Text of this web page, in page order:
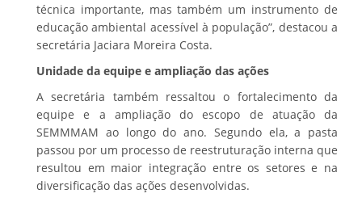
técnica importante, mas também um instrumento de
educação ambiental acessível à população”, destacou a
secretária Jaciara Moreira Costa.
Unidade da equipe e ampliação das ações
A secretária também ressaltou o fortalecimento da
equipe e a ampliação do escopo de atuação da
SEMMMAM ao longo do ano. Segundo ela, a pasta
passou por um processo de reestruturação interna que
resultou em maior integração entre os setores e na
diversificação das ações desenvolvidas.